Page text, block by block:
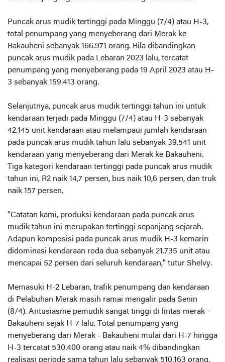
Puncak arus mudik tertinggi pada Minggu (7/4) atau H-3,
total penumpang yang menyeberang dari Merak ke
Bakauheni sebanyak 166.971 orang. Bila dibandingkan
puncak arus mudik pada Lebaran 2023 lalu, tercatat
penumpang yang menyeberang pada 19 April 2023 atau H-
3 sebanyak 159.413 orang.
Selanjutnya, puncak arus mudik tertinggi tahun ini untuk
kendaraan terjadi pada Minggu (7/4) atau H-3 sebanyak
42.145 unit kendaraan atau melampaui jumlah kendaraan
pada puncak arus mudik tahun lalu sebanyak 39.541 unit
kendaraan yang menyeberang dari Merak ke Bakauheni.
Tiga kategori kendaraan tertinggi pada puncak arus mudik
tahun ini, R2 naik 14,7 persen, bus naik 10,6 persen, dan truk
naik 157 persen.
"Catatan kami, produksi kendaraan pada puncak arus
mudik tahun ini merupakan tertinggi sepanjang sejarah.
Adapun komposisi pada puncak arus mudik H-3 kemarin
didominasi kendaraan roda dua sebanyak 21.735 unit atau
mencapai 52 persen dari seluruh kendaraan," tutur Shelvy.
Memasuki H-2 Lebaran, trafik penumpang dan kendaraan
di Pelabuhan Merak masih ramai mengalir pada Senin
(8/4). Antusiasme pemudik sangat tinggi di lintas merak -
Bakauheni sejak H-7 lalu. Total penumpang yang
menyeberang dari Merak - Bakauheni mulai dari H-7 hingga
H-3 tercatat 530.400 orang atau naik 4% dibandingkan
realisasi periode sama tahun lalu sebanyak 510.163 orang.